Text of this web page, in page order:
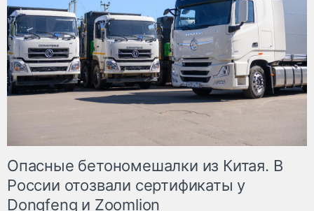
Опасные бетономешалки из Китая. В
России отозвали сертификаты у
Dongfeng и Zoomlion